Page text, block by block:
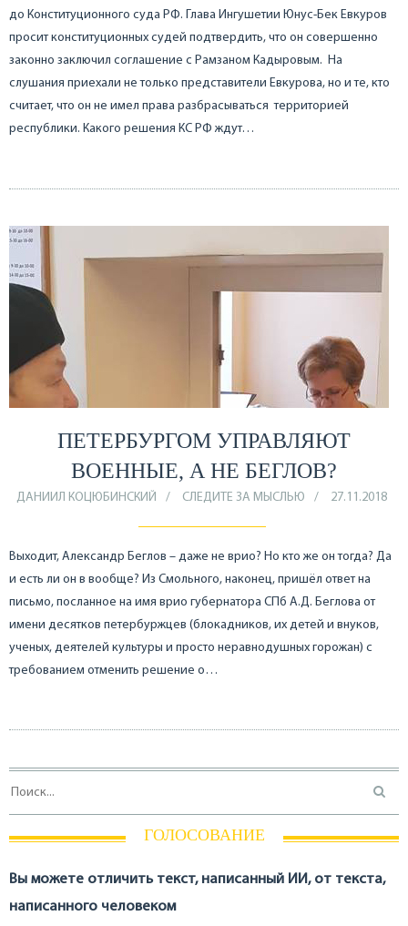
до Конституционного суда РФ. Глава Ингушетии Юнус-Бек Евкуров
просит конституционных судей подтвердить, что он совершенно
законно заключил соглашение с Рамзаном Кадыровым. На
слушания приехали не только представители Евкурова, но и те, кто
считает, что он не имел права разбрасываться территорией
республики. Какого решения КС РФ ждут…
ПЕТЕРБУРГОМ УПРАВЛЯЮТ
ВОЕННЫЕ, А НЕ БЕГЛОВ?
ДАНИИЛ КОЦЮБИНСКИЙ СЛЕДИТЕ ЗА МЫСЛЬЮ 27.11.2018
Выходит, Александр Беглов – даже не врио? Но кто же он тогда? Да
и есть ли он в вообще? Из Смольного, наконец, пришёл ответ на
письмо, посланное на имя врио губернатора СПб А.Д. Беглова от
имени десятков петербуржцев (блокадников, их детей и внуков,
ученых, деятелей культуры и просто неравнодушных горожан) с
требованием отменить решение о…
ГОЛОСОВАНИЕ
Вы можете отличить текст, написанный ИИ, от текста,
написанного человеком